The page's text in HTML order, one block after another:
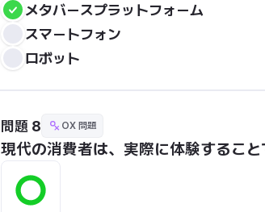
メタバースプラットフォーム
スマートフォン
ロボット
問題 8 OX 問題
現代の消費者は、実際に体験すること